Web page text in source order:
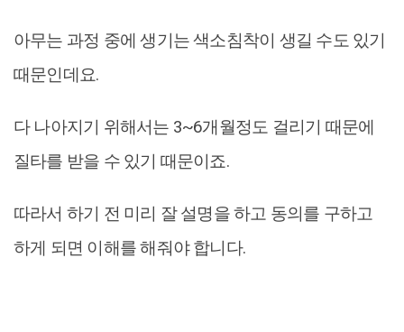
아무는 과정 중에 생기는 색소침착이 생길 수도 있기
때문인데요.
다 나아지기 위해서는 3~6개월정도 걸리기 때문에
질타를 받을 수 있기 때문이죠.
따라서 하기 전 미리 잘 설명을 하고 동의를 구하고
하게 되면 이해를 해줘야 합니다.